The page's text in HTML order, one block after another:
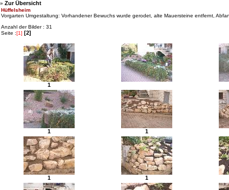
» Zur Übersicht
Hüffelsheim
Vorgarten Umgestaltung: Vorhandener Bewuchs wurde gerodet, alte Mauersteine entfernt,
Anzahl der Bilder : 31
Seite :[1] [2]
1
1 1
1 1